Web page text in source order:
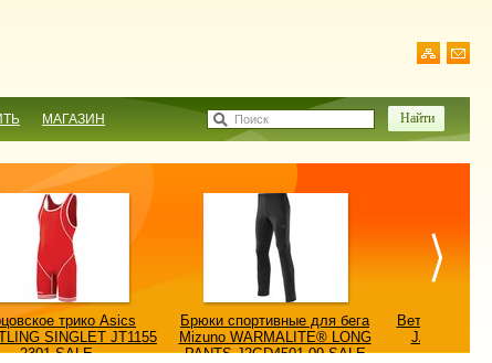
МАГАЗИН Поиск
трико Asics
SINGLET JT1155
2301-SALE
Брюки спортивные для бега
Mizuno WARMALITE® LONG
PANTS J2GD4501-09-SALE
Ветровка
JACKET/